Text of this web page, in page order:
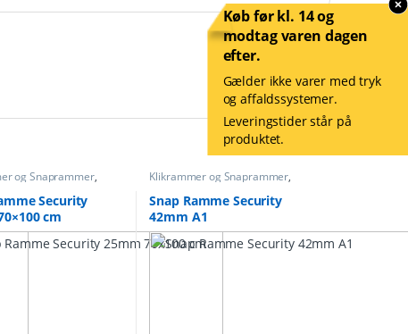
og Snaprammer,
sikkerhed
Security
cm
Klikrammer og Snaprammer,
Snap rammer sikkerhed
Snap Ramme Security
42mm A1
Køb før kl. 14 og
modtag varen dagen
efter.
Gælder ikke varer med tryk
og affaldssystemer.
Leveringstider står på
produktet.